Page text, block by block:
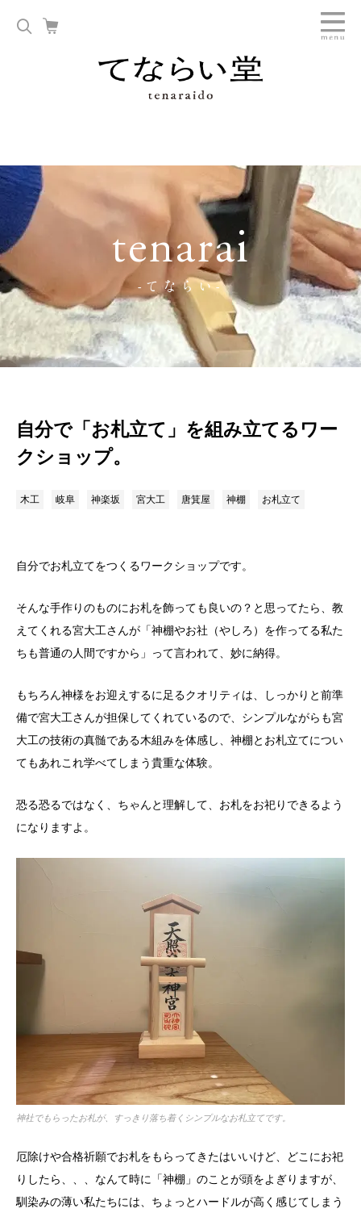
tenarai
-てならい-
自分で「お札立て」を組み立てるワー
クショップ。
木工 岐阜 神楽坂 宮大工 唐箕屋 神棚 お札立て
自分でお札立てをつくるワークショップです。
そんな手作りのものにお札を飾っても良いの？と思ってたら、教
えてくれる宮大工さんが「神棚やお社（やしろ）を作ってる私た
ちも普通の人間ですから」って言われて、妙に納得。
もちろん神様をお迎えするに足るクオリティは、しっかりと前準
備で宮大工さんが担保してくれているので、シンプルながらも宮
大工の技術の真髄である木組みを体感し、神棚とお札立てについ
てもあれこれ学べてしまう貴重な体験。
恐る恐るではなく、ちゃんと理解して、お札をお祀りできるよう
になりますよ。
神社でもらったお札が、すっきり落ち着くシンプルなお札立てです。
厄除けや合格祈願でお札をもらってきたはいいけど、どこにお祀
りしたら、、、なんて時に「神棚」のことが頭をよぎりますが、
馴染みの薄い私たちには、ちょっとハードルが高く感じてしまう